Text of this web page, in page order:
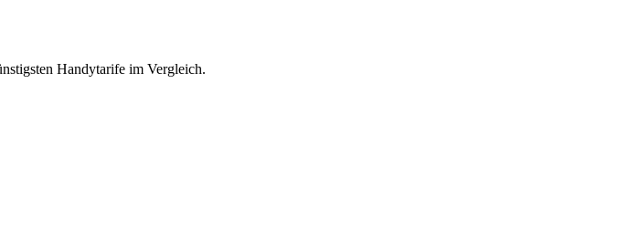
Handytarife im Vergleich.